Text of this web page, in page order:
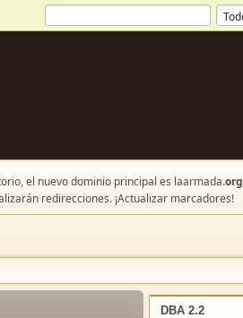
el nuevo dominio principal es laarmada.org
redirecciones. ¡Actualizar marcadores!
DBA 2.2